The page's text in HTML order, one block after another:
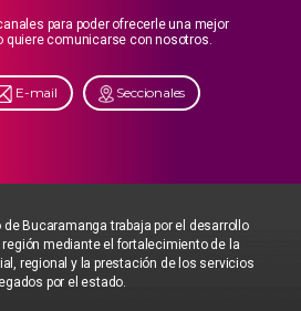
para poder ofrecerle una mejor
quiere comunicarse con nosotros.
E-mail Seccionales
de Bucaramanga trabaja por el desarrollo
mediante el fortalecimiento de la
regional y la prestación de los servicios
por el estado.